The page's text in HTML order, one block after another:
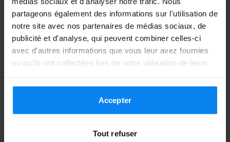
partageons également des informations sur l'utilisation de
notre site avec nos partenaires de médias sociaux, de
publicité et d'analyse, qui peuvent combiner celles-ci
avec d'autres informations que vous leur avez fournies
ou qu'ils ont collectées lors de votre utilisation de leurs
Accepter
Tout refuser
Navette extérieure 19 juillet 2026
Anonym 6
Garé du 3/06/26 au 3/07/26